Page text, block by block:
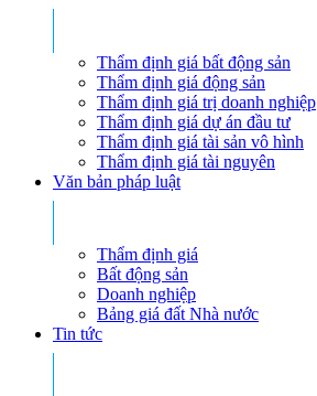
Thẩm định giá bất động sản
Thẩm định giá động sản
Thẩm định giá trị doanh nghiệp
Thẩm định giá dự án đầu tư
Thẩm định giá tài sản vô hình
Thẩm định giá tài nguyên
Văn bản pháp luật
Thẩm định giá
Bất động sản
Doanh nghiệp
Bảng giá đất Nhà nước
Tin tức